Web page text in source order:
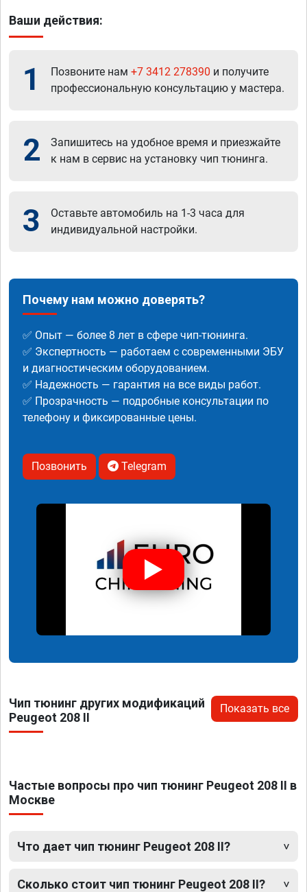
Ваши действия:
1 Позвоните нам +7 3412 278390 и получите
профессиональную консультацию у мастера.
2
Запишитесь на удобное время и приезжайте
к нам в сервис на установку чип тюнинга.
3
Оставьте автомобиль на 1-3 часа для
индивидуальной настройки.
Почему нам можно доверять?
✅ Опыт — более 8 лет в сфере чип-тюнинга.
✅ Экспертность — работаем с современными ЭБУ
и диагностическим оборудованием.
✅ Надежность — гарантия на все виды работ.
✅ Прозрачность — подробные консультации по
телефону и фиксированные цены.
Позвонить Telegram
Чип тюнинг других модификаций
Peugeot 208 II
Показать все
Частые вопросы про чип тюнинг Peugeot 208 II в
Москве
Что дает чип тюнинг Peugeot 208 II?
Сколько стоит чип тюнинг Peugeot 208 II?